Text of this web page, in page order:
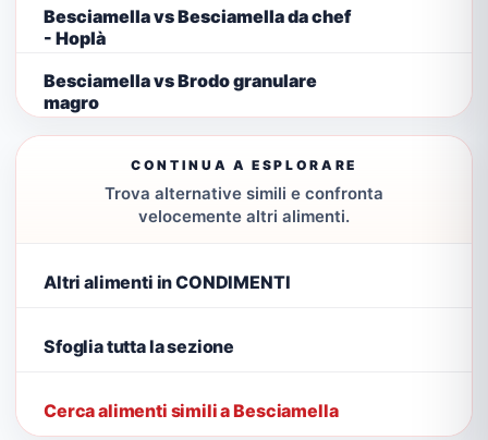
Besciamella vs Besciamella da chef
- Hoplà
Besciamella vs Brodo granulare
magro
CONTINUA A ESPLORARE
Trova alternative simili e confronta
velocemente altri alimenti.
Altri alimenti in CONDIMENTI
Sfoglia tutta la sezione
Cerca alimenti simili a Besciamella